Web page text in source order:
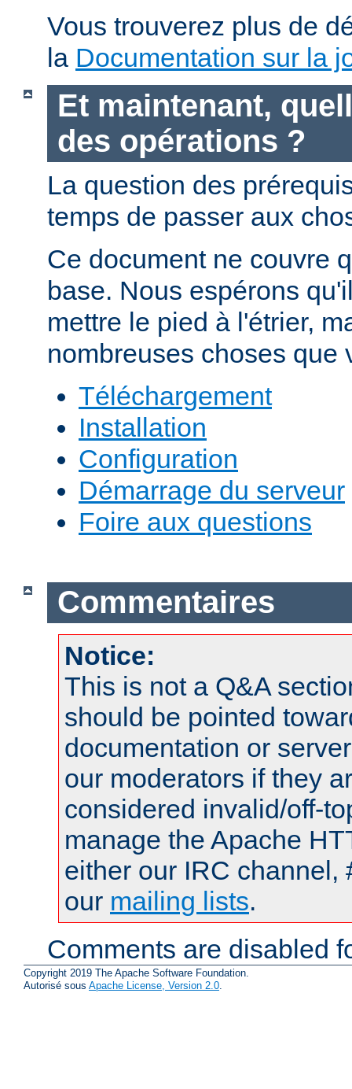
Vous trouverez plus de
la Documentation sur la
Et maintenant,
des opérations ?
La question des
temps de passer aux
Ce document ne couvre
base. Nous espérons
mettre le pied à l'étrier,
nombreuses choses que
Téléchargement
Installation
Configuration
Démarrage du serveur
Foire aux questions
Commentaires
Notice:
This is not a Q&A
should be pointed
documentation or
our moderators if they
considered invalid/off-
manage the Apache
either our IRC channel,
our mailing lists.
Comments are disabled
Copyright 2019 The Apache Software Foundation.
Autorisé sous Apache License, Version 2.0.